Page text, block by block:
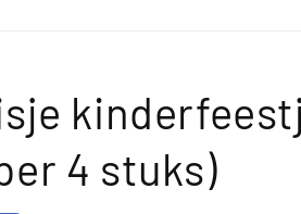
4 stuks)